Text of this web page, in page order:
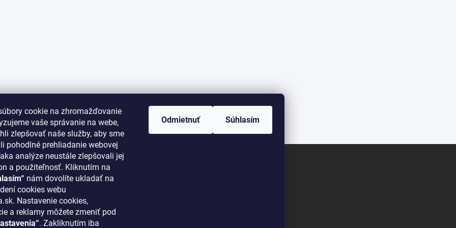
cookie na zhromažďovanie
vaše správanie na webe,
zlepšovať naše služby, aby sme
pohodlné prehliadanie webovej
analýze neustále zlepšovali jej
a použiteľnosť. Kliknutím na
nám dovolíte ukladať na
cookies webu
Nastavenie cookies,
a reklamy môžete zmeniť pod
. Zakliknutím iba
Odmietnuť Súhlasím
PRE VÁS